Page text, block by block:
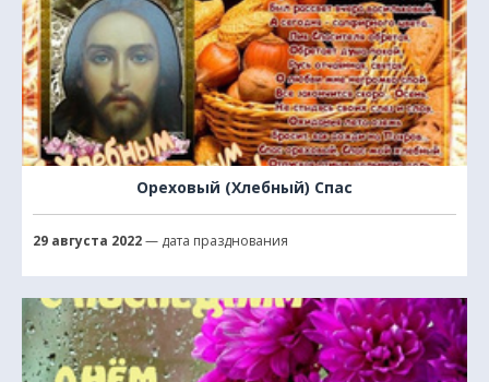
Ореховый (Хлебный) Спас
29 августа 2022— дата празднования